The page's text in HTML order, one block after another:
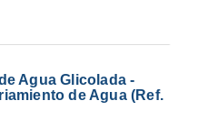
Agua Glicolada -
de Agua (Ref.